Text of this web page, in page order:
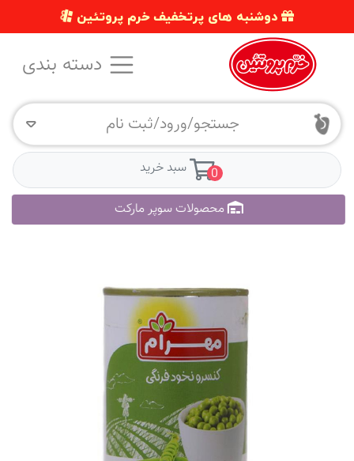
دوشنبه های پرتخفیف خرم پروتئین
جستجو/ورود/ثبت نام
0 سبد خرید
محصولات سوپر مارکت